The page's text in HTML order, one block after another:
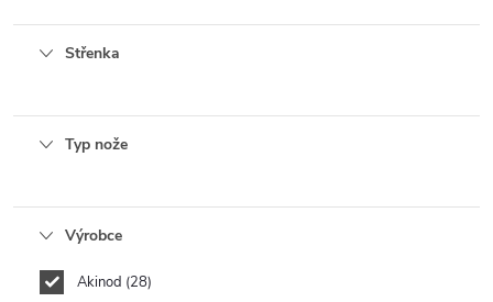
Střenka
Typ nože
Výrobce
Akinod 28